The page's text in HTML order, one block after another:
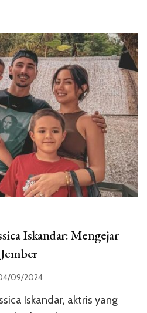
Iskandar: Mengejar
09/2024
Iskandar, aktris yang